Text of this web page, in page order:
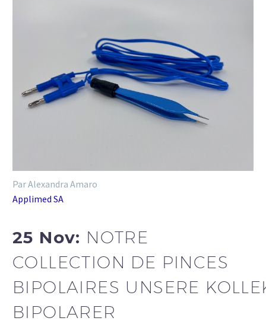
Par Alexandra Amaro
Applimed SA
25 Nov: NOTRE
COLLECTION DE PINCES
BIPOLAIRES UNSERE
BIPOLARER